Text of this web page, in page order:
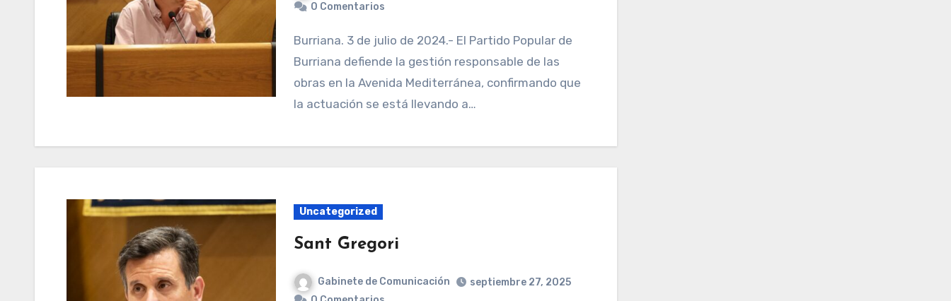
0 Comentarios
Burriana. 3 de julio de 2024.- El Partido Popular de
Burriana defiende la gestión responsable de las
obras en la Avenida Mediterránea, confirmando que
la actuación se está llevando a…
Uncategorized
Sant Gregori
Gabinete de Comunicación
septiembre 27, 2025